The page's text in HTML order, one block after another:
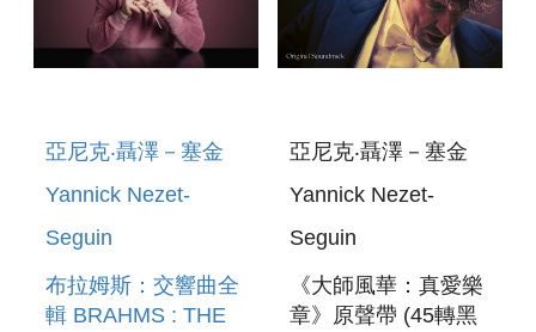
亞尼克‧聶澤－塞金
Yannick Nezet-
Seguin
布拉姆斯：交響曲全
輯 BRAHMS : THE
亞尼克‧聶澤－塞金
Yannick Nezet-
Seguin
《大師風華：真愛樂
章》原聲帶 (45轉黑